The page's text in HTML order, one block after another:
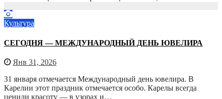
Культура
СЕГОДНЯ — МЕЖДУНАРОДНЫЙ ДЕНЬ ЮВЕЛИРА
Янв 31, 2026
31 января отмечается Международный день ювелира. В
Карелии этот праздник отмечается особо. Карелы всегда
ценили красоту — в узорах и…